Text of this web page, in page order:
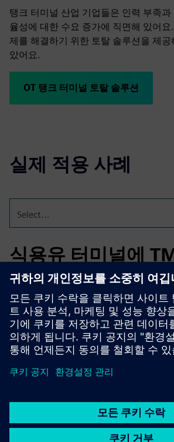
탱크 터미널 산업 기업들은 인력 부족
율성에 대한 수요 증가에 직면해 있어요
제를 해결하기 위한 토탈 솔루션을 제
았어요.
OT 탱크 터미널 토탈 솔루션
실제 적용 사례
Select...
식용유 터미널에
완전 자동화된 식용유 터미널 두 곳의 주
위한 TMS를 통합했어요. 하나는 탱크
151,000 CBM이고 다른 하나는 탱크
662,000CBM이에요.